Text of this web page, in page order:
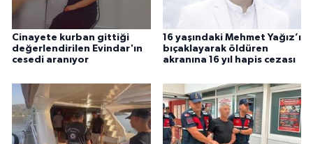
Cinayete kurban gittiği
değerlendirilen Evindar'ın
cesedi aranıyor
16 yaşındaki Mehmet Yağız’ı
bıçaklayarak öldüren
akranına 16 yıl hapis cezası